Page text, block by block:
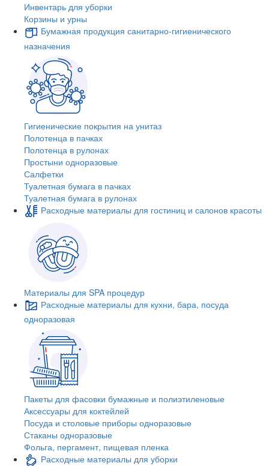
Инвентарь для уборки
Корзины и урны
Бумажная продукция санитарно-гигиенического
назначения
Гигиенические покрытия на унитаз
Полотенца в пачках
Полотенца в рулонах
Простыни одноразовые
Салфетки
Туалетная бумага в пачках
Туалетная бумага в рулонах
Расходные материалы для гостиниц и салонов красоты
Материалы для SPA процедур
Расходные материалы для кухни, бара, посуда
одноразовая
Пакеты для фасовки бумажные и полиэтиленовые
Аксессуары для коктейлей
Посуда и столовые приборы одноразовые
Стаканы одноразовые
Фольга, пергамент, пищевая пленка
Расходные материалы для уборки